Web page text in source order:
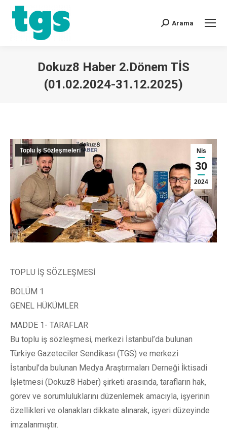
Arama
Dokuz8 Haber 2.Dönem TİS
(01.02.2024-31.12.2025)
Nis
30
2024
Toplu İş Sözleşmeleri
TOPLU İŞ SÖZLEŞMESİ
BÖLÜM 1
GENEL HÜKÜMLER
MADDE 1- TARAFLAR
Bu toplu iş sözleşmesi, merkezi İstanbul’da bulunan
Türkiye Gazeteciler Sendikası (TGS) ve merkezi
İstanbul’da bulunan Medya Araştırmaları Derneği İktisadi
İşletmesi (Dokuz8 Haber) şirketi arasında, tarafların hak,
görev ve sorumluluklarını düzenlemek amacıyla, işyerinin
özellikleri ve olanakları dikkate alınarak, işyeri düzeyinde
imzalanmıştır.